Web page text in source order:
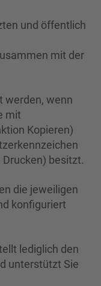
und öffentlich
mit der
werden, wenn
mit
Kopieren)
besitzt.
die jeweiligen
konfiguriert
lediglich den
unterstützt Sie